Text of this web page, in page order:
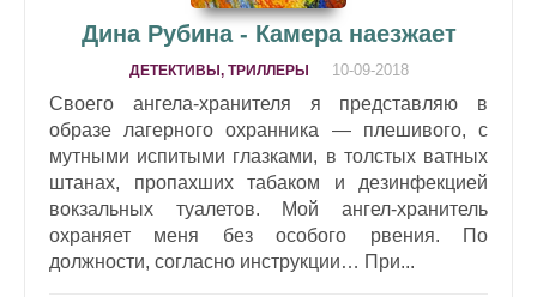
Дина Рубина - Камера наезжает
ДЕТЕКТИВЫ, ТРИЛЛЕРЫ 10-09-2018
Своего ангела-хранителя я представляю в
образе лагерного охранника — плешивого, с
мутными испитыми глазками, в толстых ватных
штанах, пропахших табаком и дезинфекцией
вокзальных туалетов. Мой ангел-хранитель
охраняет меня без особого рвения. По
должности, согласно инструкции… При...